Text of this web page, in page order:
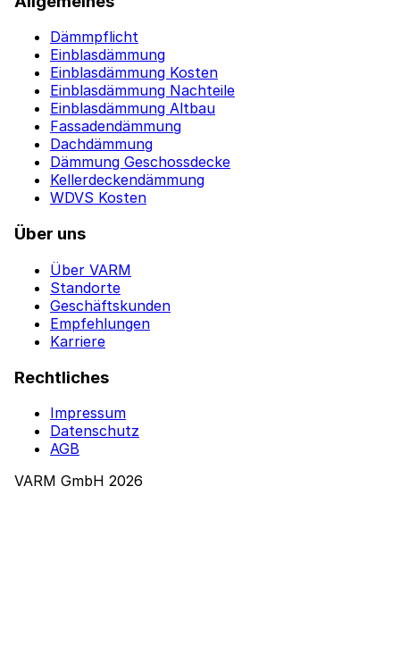
Dämmpflicht
Einblasdämmung
Einblasdämmung Kosten
Einblasdämmung Nachteile
Einblasdämmung Altbau
Fassadendämmung
Dachdämmung
Dämmung Geschossdecke
Kellerdeckendämmung
WDVS Kosten
Über uns
Über VARM
Standorte
Geschäftskunden
Empfehlungen
Karriere
Rechtliches
Impressum
Datenschutz
AGB
VARM GmbH 2026